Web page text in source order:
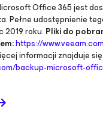
Office 365jest
Pełne udostępnienie
2019 roku. Pliki do
https://
informacji znajduje
backup-microsoft-